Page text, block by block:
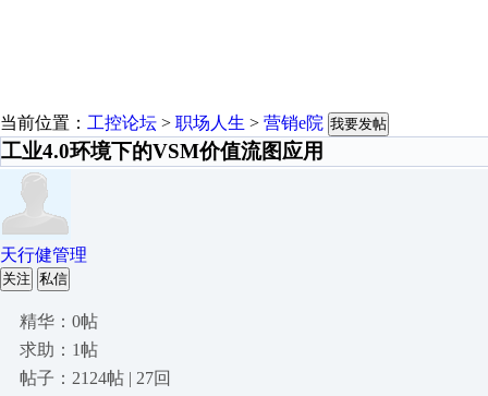
当前位置： 工控论坛 > 职场人生 > 营销e院 我要发帖
工业4.0环境下的VSM价值流图应用
天行健管理
关注 私信
精华：0帖
求助：1帖
帖子：2124帖 | 27回